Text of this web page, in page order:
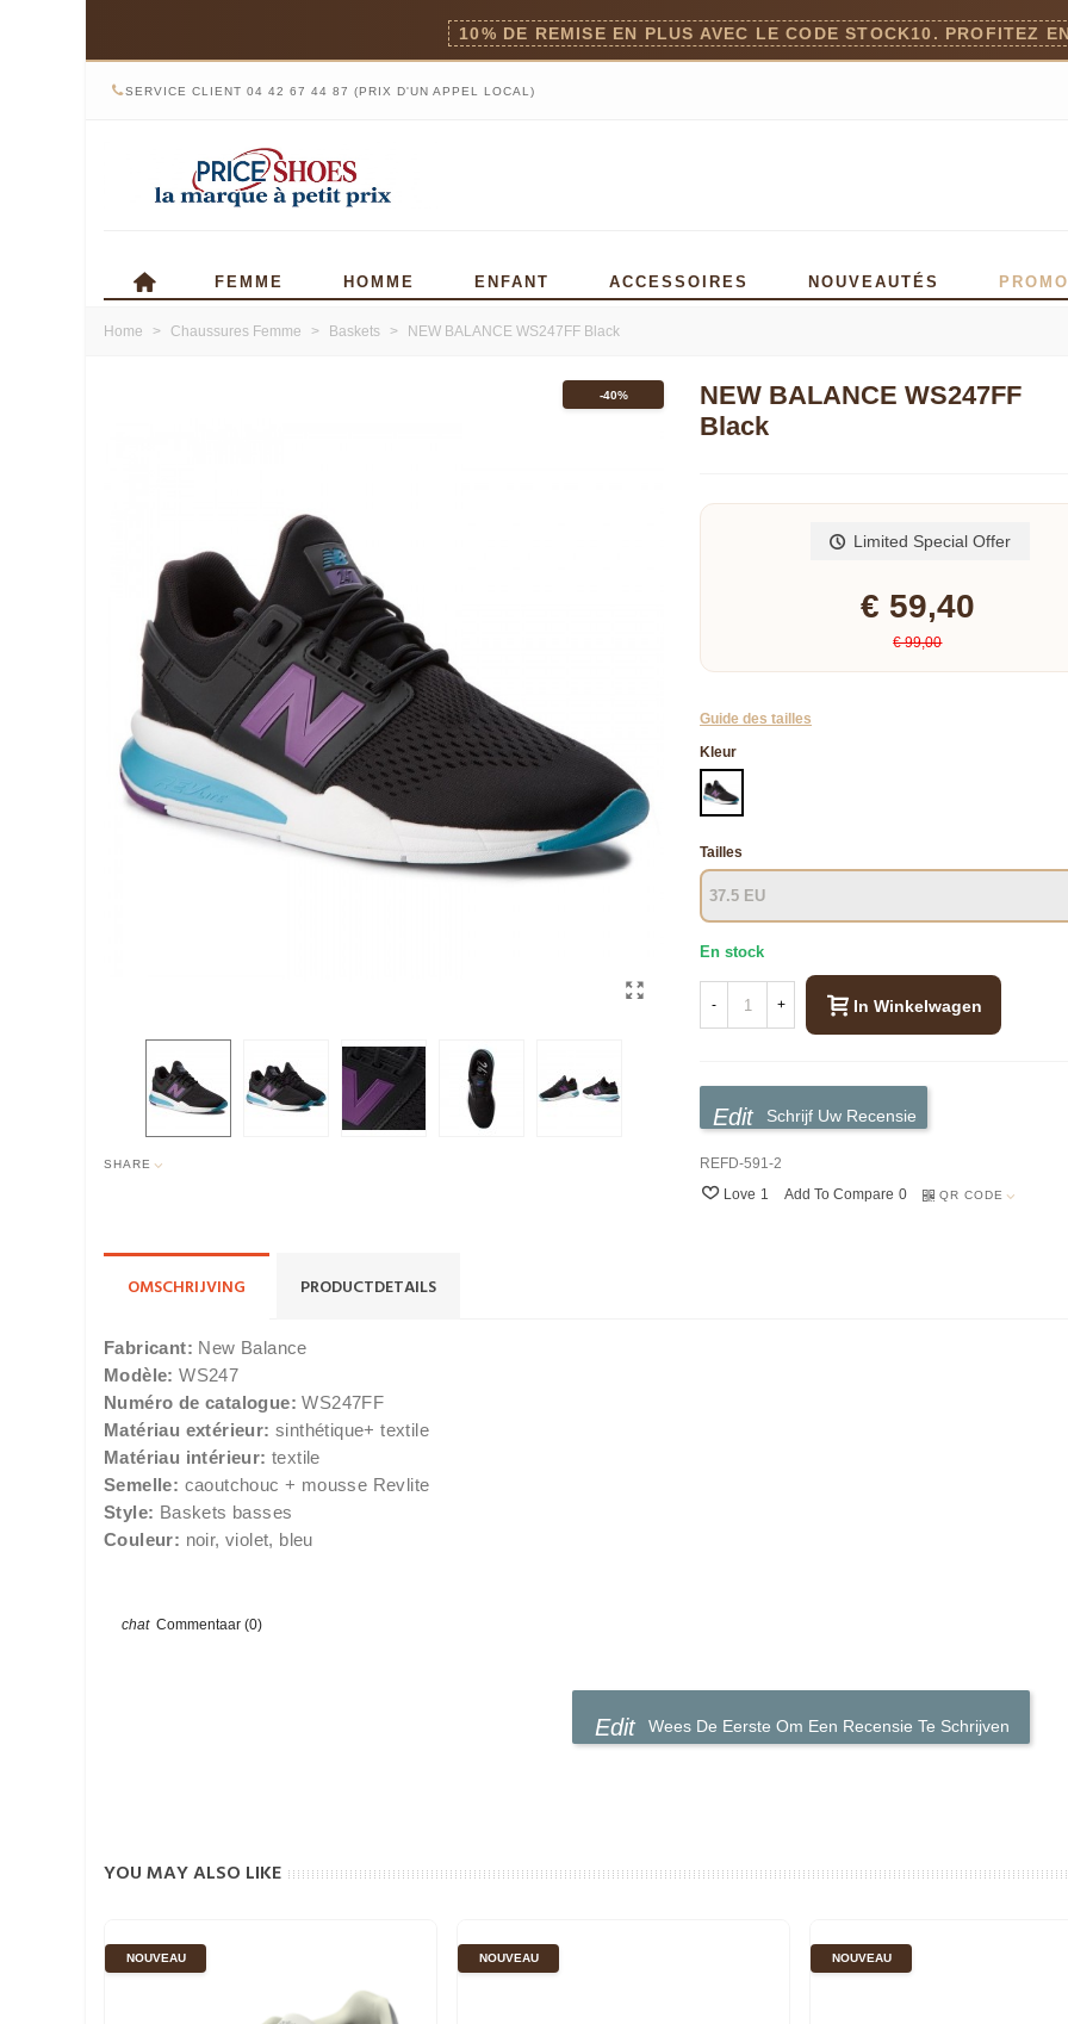
10% DE REMISE EN PLUS AVEC LE CODE STOCK10. PROFITEZ
SERVICE CLIENT 04 42 67 44 87 (PRIX D'UN APPEL LOCAL)
FEMME HOMME ENFANT ACCESSOIRES NOUVEAUTÉS
Home > Chaussures Femme > Baskets > NEW BALANCE WS247FF Black
-40%
SHARE
NEW BALANCE WS247FF
Black
Limited Special Offer
€ 59,40
€ 99,00
Guide des tailles
Kleur
ZWART
Tailles
En stock
- + In Winkelwagen
Schrijf Uw Recensie
REFD-591-2
Love 1 Add To Compare 0 QR CODE
OMSCHRIJVING PRODUCTDETAILS
Fabricant: New Balance
Modèle: WS247
Numéro de catalogue: WS247FF
Matériau extérieur: sinthétique+ textile
Matériau intérieur: textile
Semelle: caoutchouc + mousse Revlite
Style: Baskets basses
Couleur: noir, violet, bleu
Commentaar (0)
Wees De Eerste Om Een Recensie Te Schrijven
YOU MAY ALSO LIKE
NOUVEAU NOUVEAU NOUVEAU